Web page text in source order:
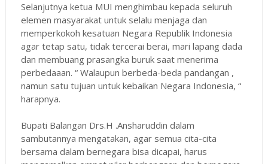
Selanjutnya ketua MUI menghimbau kepada seluruh
elemen masyarakat untuk selalu menjaga dan
memperkokoh kesatuan Negara Republik Indonesia
agar tetap satu, tidak tercerai berai, mari lapang dada
dan membuang prasangka buruk saat menerima
perbedaaan. “ Walaupun berbeda-beda pandangan ,
namun satu tujuan untuk kebaikan Negara Indonesia, “
harapnya.
Bupati Balangan Drs.H .Ansharuddin dalam
sambutannya mengatakan, agar semua cita-cita
bersama dalam bernegara bisa dicapai, harus